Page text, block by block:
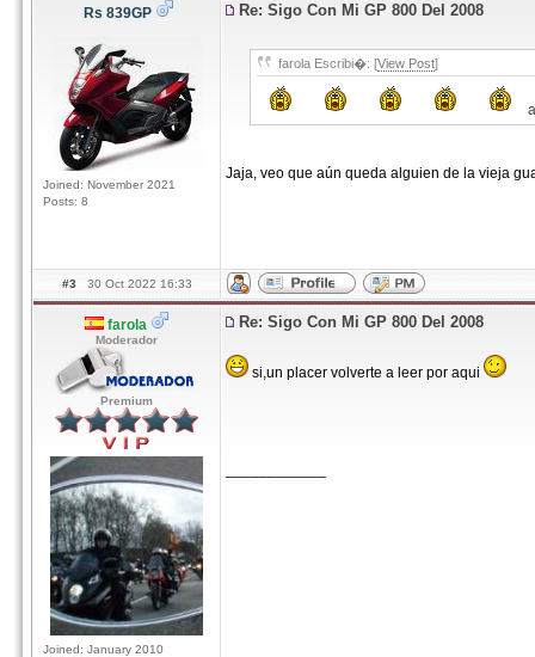
Rs 839GP
Joined: November 2021
Posts: 8
Re: Sigo Con Mi GP 800 Del 2008
farola Escribi�: [View Post]
Jaja, veo que aún queda alguien de la vieja
#3 30 Oct 2022 16:33
farola
Moderador
Premium
Joined: January 2010
Re: Sigo Con Mi GP 800 Del 2008
si,un placer volverte a leer por aqui